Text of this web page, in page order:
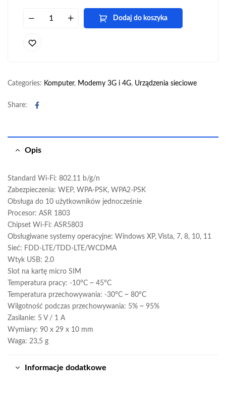
Dodaj do koszyka
Categories: Komputer, Modemy 3G i 4G, Urządzenia sieciowe
Share: Facebook
Opis
Standard Wi-Fi: 802.11 b/g/n
Zabezpieczenia: WEP, WPA-PSK, WPA2-PSK
Obsługa do 10 użytkowników jednocześnie
Procesor: ASR 1803
Chipset Wi-Fi: ASR5803
Obsługiwane systemy operacyjne: Windows XP, Vista, 7, 8, 10, 11
Sieć: FDD-LTE/TDD-LTE/WCDMA
Wtyk USB: 2.0
Slot na kartę micro SIM
Temperatura pracy: -10°C ~ 45°C
Temperatura przechowywania: -30°C ~ 80°C
Wilgotność podczas przechowywania: 5% ~ 95%
Zasilanie: 5 V / 1 A
Wymiary: 90 x 29 x 10 mm
Waga: 23,5 g
Informacje dodatkowe